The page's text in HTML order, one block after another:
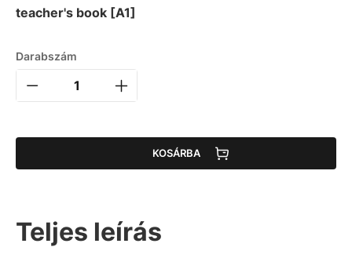
teacher's book [A1]
Darabszám
KOSÁRBA
Teljes leírás